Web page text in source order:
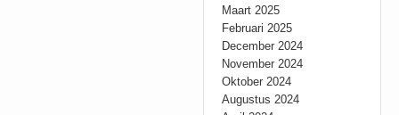
Maart 2025
Februari 2025
December 2024
November 2024
Oktober 2024
Augustus 2024